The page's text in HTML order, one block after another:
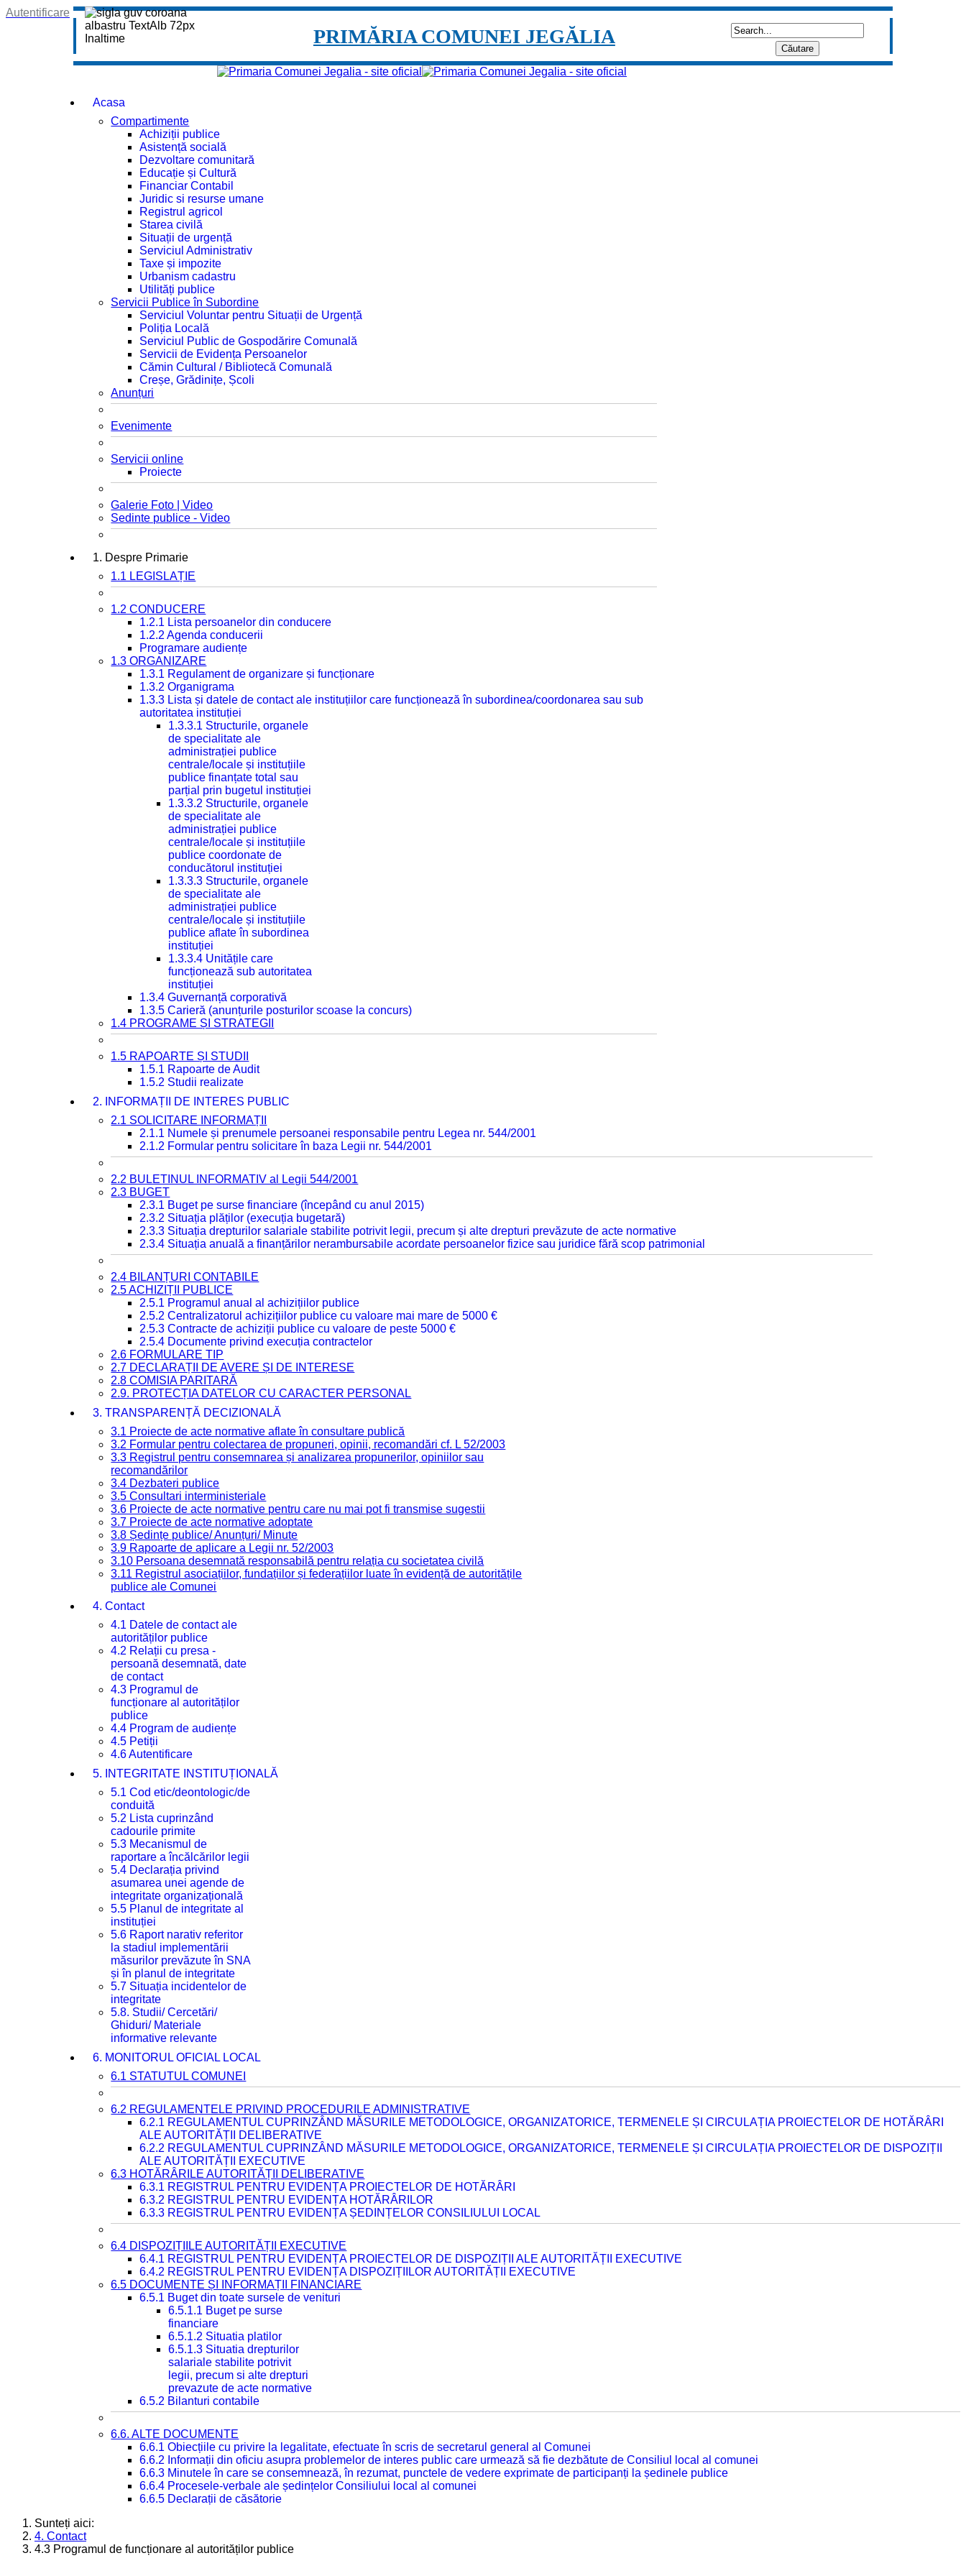
Autentificare
PRIMĂRIA COMUNEI JEGĂLIA
Acasa
Compartimente
Achiziții publice
Asistență socială
Dezvoltare comunitară
Educație și Cultură
Financiar Contabil
Juridic si resurse umane
Registrul agricol
Starea civilă
Situații de urgență
Serviciul Administrativ
Taxe și impozite
Urbanism cadastru
Utilități publice
Servicii Publice în Subordine
Serviciul Voluntar pentru Situații de Urgență
Poliția Locală
Serviciul Public de Gospodărire Comunală
Servicii de Evidența Persoanelor
Cămin Cultural / Bibliotecă Comunală
Creșe, Grădinițe, Școli
Anunțuri
Evenimente
Servicii online
Proiecte
Galerie Foto | Video
Sedinte publice - Video
1. Despre Primarie
1.1 LEGISLAȚIE
1.2 CONDUCERE
1.2.1 Lista persoanelor din conducere
1.2.2 Agenda conducerii
Programare audiențe
1.3 ORGANIZARE
1.3.1 Regulament de organizare și funcționare
1.3.2 Organigrama
1.3.3 Lista și datele de contact ale instituțiilor care funcționează în subordinea/coordonarea sau sub
autoritatea instituției
1.3.3.1 Structurile, organele
de specialitate ale
administrației publice
centrale/locale și instituțiile
publice finanțate total sau
parțial prin bugetul instituției
1.3.3.2 Structurile, organele
de specialitate ale
administrației publice
centrale/locale și instituțiile
publice coordonate de
conducătorul instituției
1.3.3.3 Structurile, organele
de specialitate ale
administrației publice
centrale/locale și instituțiile
publice aflate în subordinea
instituției
1.3.3.4 Unitățile care
funcționează sub autoritatea
instituției
1.3.4 Guvernanță corporativă
1.3.5 Carieră (anunțurile posturilor scoase la concurs)
1.4 PROGRAME ȘI STRATEGII
1.5 RAPOARTE ȘI STUDII
1.5.1 Rapoarte de Audit
1.5.2 Studii realizate
2. INFORMAȚII DE INTERES PUBLIC
2.1 SOLICITARE INFORMAȚII
2.1.1 Numele și prenumele persoanei responsabile pentru Legea nr. 544/2001
2.1.2 Formular pentru solicitare în baza Legii nr. 544/2001
2.2 BULETINUL INFORMATIV al Legii 544/2001
2.3 BUGET
2.3.1 Buget pe surse financiare (începând cu anul 2015)
2.3.2 Situația plăților (execuția bugetară)
2.3.3 Situația drepturilor salariale stabilite potrivit legii, precum și alte drepturi prevăzute de acte normative
2.3.4 Situația anuală a finanțărilor nerambursabile acordate persoanelor fizice sau juridice fără scop patrimonial
2.4 BILANȚURI CONTABILE
2.5 ACHIZIȚII PUBLICE
2.5.1 Programul anual al achizițiilor publice
2.5.2 Centralizatorul achizițiilor publice cu valoare mai mare de 5000 €
2.5.3 Contracte de achiziții publice cu valoare de peste 5000 €
2.5.4 Documente privind execuția contractelor
2.6 FORMULARE TIP
2.7 DECLARAȚII DE AVERE ȘI DE INTERESE
2.8 COMISIA PARITARĂ
2.9. PROTECȚIA DATELOR CU CARACTER PERSONAL
3. TRANSPARENȚĂ DECIZIONALĂ
3.1 Proiecte de acte normative aflate în consultare publică
3.2 Formular pentru colectarea de propuneri, opinii, recomandări cf. L 52/2003
3.3 Registrul pentru consemnarea și analizarea propunerilor, opiniilor sau
recomandărilor
3.4 Dezbateri publice
3.5 Consultari interministeriale
3.6 Proiecte de acte normative pentru care nu mai pot fi transmise sugestii
3.7 Proiecte de acte normative adoptate
3.8 Ședințe publice/ Anunțuri/ Minute
3.9 Rapoarte de aplicare a Legii nr. 52/2003
3.10 Persoana desemnată responsabilă pentru relația cu societatea civilă
3.11 Registrul asociațiilor, fundațiilor și federațiilor luate în evidență de autoritățile
publice ale Comunei
4. Contact
4.1 Datele de contact ale
autorităților publice
4.2 Relații cu presa -
persoană desemnată, date
de contact
4.3 Programul de
funcționare al autorităților
publice
4.4 Program de audiențe
4.5 Petiții
4.6 Autentificare
5. INTEGRITATE INSTITUȚIONALĂ
5.1 Cod etic/deontologic/de
conduită
5.2 Lista cuprinzând
cadourile primite
5.3 Mecanismul de
raportare a încălcărilor legii
5.4 Declarația privind
asumarea unei agende de
integritate organizațională
5.5 Planul de integritate al
instituției
5.6 Raport narativ referitor
la stadiul implementării
măsurilor prevăzute în SNA
și în planul de integritate
5.7 Situația incidentelor de
integritate
5.8. Studii/ Cercetări/
Ghiduri/ Materiale
informative relevante
6. MONITORUL OFICIAL LOCAL
6.1 STATUTUL COMUNEI
6.2 REGULAMENTELE PRIVIND PROCEDURILE ADMINISTRATIVE
6.2.1 REGULAMENTUL CUPRINZÂND MĂSURILE METODOLOGICE, ORGANIZATORICE, TERMENELE ȘI CIRCULAȚIA PROIECTELOR DE HOTĂRÂRI
ALE AUTORITĂȚII DELIBERATIVE
6.2.2 REGULAMENTUL CUPRINZÂND MĂSURILE METODOLOGICE, ORGANIZATORICE, TERMENELE ȘI CIRCULAȚIA PROIECTELOR DE DISPOZIȚII
ALE AUTORITĂȚII EXECUTIVE
6.3 HOTĂRÂRILE AUTORITĂȚII DELIBERATIVE
6.3.1 REGISTRUL PENTRU EVIDENȚA PROIECTELOR DE HOTĂRÂRI
6.3.2 REGISTRUL PENTRU EVIDENȚA HOTĂRÂRILOR
6.3.3 REGISTRUL PENTRU EVIDENȚA ȘEDINȚELOR CONSILIULUI LOCAL
6.4 DISPOZIȚIILE AUTORITĂȚII EXECUTIVE
6.4.1 REGISTRUL PENTRU EVIDENȚA PROIECTELOR DE DISPOZIȚII ALE AUTORITĂȚII EXECUTIVE
6.4.2 REGISTRUL PENTRU EVIDENȚA DISPOZIȚIILOR AUTORITĂȚII EXECUTIVE
6.5 DOCUMENTE ȘI INFORMAȚII FINANCIARE
6.5.1 Buget din toate sursele de venituri
6.5.1.1 Buget pe surse
financiare
6.5.1.2 Situatia platilor
6.5.1.3 Situatia drepturilor
salariale stabilite potrivit
legii, precum si alte drepturi
prevazute de acte normative
6.5.2 Bilanturi contabile
6.6. ALTE DOCUMENTE
6.6.1 Obiecțiile cu privire la legalitate, efectuate în scris de secretarul general al Comunei
6.6.2 Informații din oficiu asupra problemelor de interes public care urmează să fie dezbătute de Consiliul local al comunei
6.6.3 Minutele în care se consemnează, în rezumat, punctele de vedere exprimate de participanți la ședinele publice
6.6.4 Procesele-verbale ale ședințelor Consiliului local al comunei
6.6.5 Declarații de căsătorie
Sunteți aici:
4. Contact
4.3 Programul de funcționare al autorităților publice